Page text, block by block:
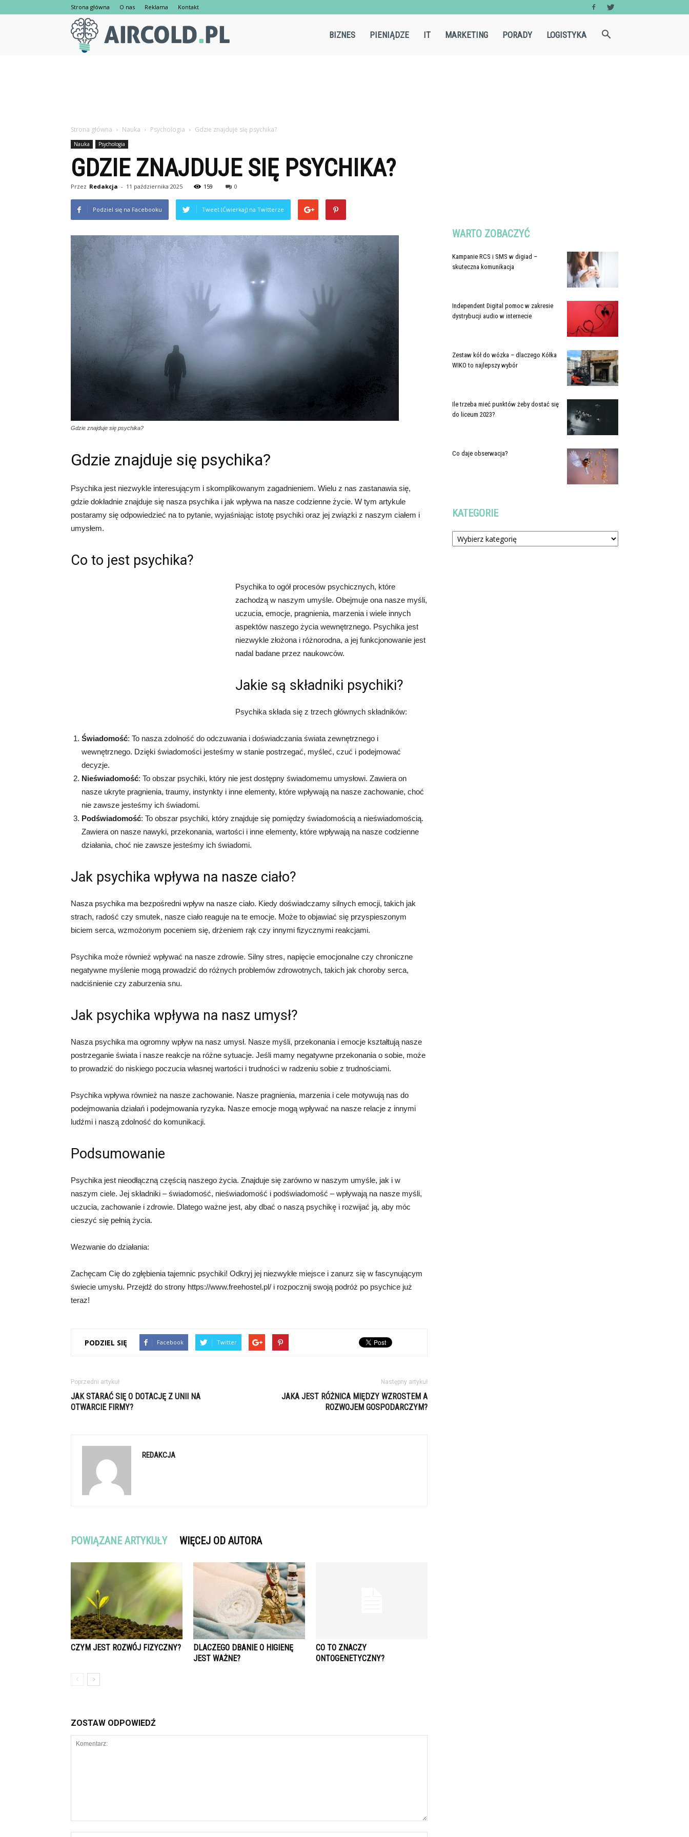
Strona główna O nas Reklama Kontakt
BIZNES PIENIĄDZE IT MARKETING PORADY LOGISTYKA
Strona główna Nauka Psychologia Gdzie znajduje się psychika?
Nauka Psychologia
GDZIE ZNAJDUJE SIĘ PSYCHIKA?
Przez Redakcja - 11 października 2025 159 0
Podziel się na Facebooku Tweet (Ćwierkaj) na Twitterze
Gdzie znajduje się psychika?
Gdzie znajduje się psychika?
Psychika jest niezwykle interesującym i skomplikowanym zagadnieniem. Wielu z nas zastanawia się,
gdzie dokładnie znajduje się nasza psychika i jak wpływa na nasze codzienne życie. W tym artykule
postaramy się odpowiedzieć na to pytanie, wyjaśniając istotę psychiki oraz jej związki z naszym ciałem i
umysłem.
Co to jest psychika?
Psychika to ogół procesów psychicznych, które
zachodzą w naszym umyśle. Obejmuje ona nasze myśli,
uczucia, emocje, pragnienia, marzenia i wiele innych
aspektów naszego życia wewnętrznego. Psychika jest
niezwykle złożona i różnorodna, a jej funkcjonowanie jest
nadal badane przez naukowców.
Jakie są składniki psychiki?
Psychika składa się z trzech głównych składników:
Świadomość: To nasza zdolność do odczuwania i doświadczania świata zewnętrznego i
wewnętrznego. Dzięki świadomości jesteśmy w stanie postrzegać, myśleć, czuć i podejmować
decyzje.
Nieświadomość: To obszar psychiki, który nie jest dostępny świadomemu umysłowi. Zawiera on
nasze ukryte pragnienia, traumy, instynkty i inne elementy, które wpływają na nasze zachowanie, choć
nie zawsze jesteśmy ich świadomi.
Podświadomość: To obszar psychiki, który znajduje się pomiędzy świadomością a nieświadomością.
Zawiera on nasze nawyki, przekonania, wartości i inne elementy, które wpływają na nasze codzienne
działania, choć nie zawsze jesteśmy ich świadomi.
Jak psychika wpływa na nasze ciało?
Nasza psychika ma bezpośredni wpływ na nasze ciało. Kiedy doświadczamy silnych emocji, takich jak
strach, radość czy smutek, nasze ciało reaguje na te emocje. Może to objawiać się przyspieszonym
biciem serca, wzmożonym poceniem się, drżeniem rąk czy innymi fizycznymi reakcjami.
Psychika może również wpływać na nasze zdrowie. Silny stres, napięcie emocjonalne czy chroniczne
negatywne myślenie mogą prowadzić do różnych problemów zdrowotnych, takich jak choroby serca,
nadciśnienie czy zaburzenia snu.
Jak psychika wpływa na nasz umysł?
Nasza psychika ma ogromny wpływ na nasz umysł. Nasze myśli, przekonania i emocje kształtują nasze
postrzeganie świata i nasze reakcje na różne sytuacje. Jeśli mamy negatywne przekonania o sobie, może
to prowadzić do niskiego poczucia własnej wartości i trudności w radzeniu sobie z trudnościami.
Psychika wpływa również na nasze zachowanie. Nasze pragnienia, marzenia i cele motywują nas do
podejmowania działań i podejmowania ryzyka. Nasze emocje mogą wpływać na nasze relacje z innymi
ludźmi i naszą zdolność do komunikacji.
Podsumowanie
Psychika jest nieodłączną częścią naszego życia. Znajduje się zarówno w naszym umyśle, jak i w
naszym ciele. Jej składniki – świadomość, nieświadomość i podświadomość – wpływają na nasze myśli,
uczucia, zachowanie i zdrowie. Dlatego ważne jest, aby dbać o naszą psychikę i rozwijać ją, aby móc
cieszyć się pełnią życia.
Wezwanie do działania:
Zachęcam Cię do zgłębienia tajemnic psychiki! Odkryj jej niezwykłe miejsce i zanurz się w fascynującym
świecie umysłu. Przejdź do strony https://www.freehostel.pl/ i rozpocznij swoją podróż po psychice już
teraz!
PODZIEL SIĘ Facebook Twitter
Poprzedni artykuł
JAK STARAĆ SIĘ O DOTACJĘ Z UNII NA
OTWARCIE FIRMY?
Następny artykuł
JAKA JEST RÓŻNICA MIĘDZY WZROSTEM A
ROZWOJEM GOSPODARCZYM?
REDAKCJA
POWIĄZANE ARTYKUŁY WIĘCEJ OD AUTORA
CZYM JEST ROZWÓJ FIZYCZNY?
DLACZEGO DBANIE O HIGIENĘ
JEST WAŻNE?
CO TO ZNACZY
ONTOGENETYCZNY?
ZOSTAW ODPOWIEDŹ
WARTO ZOBACZYĆ
Kampanie RCS i SMS w digiad –
skuteczna komunikacja
Independent Digital pomoc w zakresie
dystrybucji audio w internecie
Zestaw kół do wózka – dlaczego Kółka
WIKO to najlepszy wybór
Ile trzeba mieć punktów żeby dostać się
do liceum 2023?
Co daje obserwacja?
KATEGORIE
Kategorie